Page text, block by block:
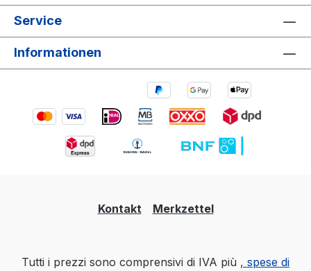
Service
Informationen
Kontakt Merkzettel
Tutti i prezzi sono comprensivi di IVA più , spese di